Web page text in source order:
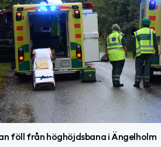
föll från höghöjdsbana i Ängelholm